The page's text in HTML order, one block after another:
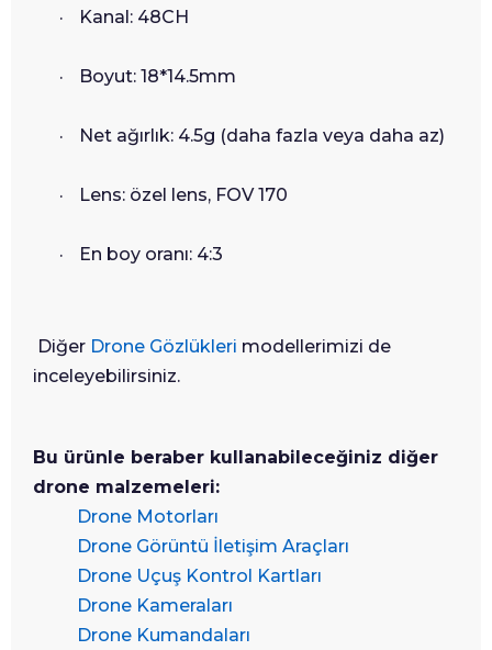
· Kanal: 48CH
· Boyut: 18*14.5mm
· Net ağırlık: 4.5g (daha fazla veya daha az)
· Lens: özel lens, FOV 170
· En boy oranı: 4:3
Diğer Drone Gözlükleri modellerimizi de
inceleyebilirsiniz.
Bu ürünle beraber kullanabileceğiniz diğer
drone malzemeleri:
Drone Motorları
Drone Görüntü İletişim Araçları
Drone Uçuş Kontrol Kartları
Drone Kameraları
Drone Kumandaları